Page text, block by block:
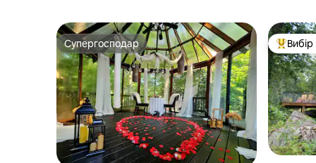
Супергосподар
Супергосподар Топ